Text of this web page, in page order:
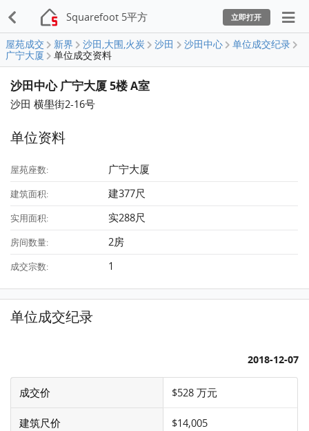
Squarefoot 5平方 立即打开
屋苑成交 新界 沙田,大围,火炭 沙田 沙田中心
单位成交纪录
广宁大厦
单位成交资料
沙田中心 广宁大厦 5楼 A室
沙田 横壆街2-16号
单位资料
屋苑座数: 广宁大厦
建筑面积: 建377尺
实用面积: 实288尺
房间数量: 2房
成交宗数: 1
单位成交纪录
2018-12-07
成交价 $528 万元
建筑尺价 $14,005